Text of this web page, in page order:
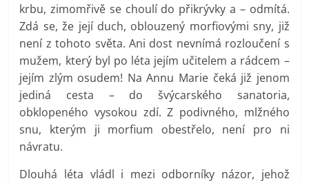
krbu, zimomřivě se choulí do přikrývky a – odmítá.
Zdá se, že její duch, oblouzený morfiovými sny, již
není z tohoto světa. Ani dost nevnímá rozloučení s
mužem, který byl po léta jejím učitelem a rádcem –
jejím zlým osudem! Na Annu Marie čeká již jenom
jediná cesta – do švýcarského sanatoria,
obklopeného vysokou zdí. Z podivného, mlžného
snu, kterým ji morfium obestřelo, není pro ni
návratu.
Dlouhá léta vládl i mezi odborníky názor, jehož